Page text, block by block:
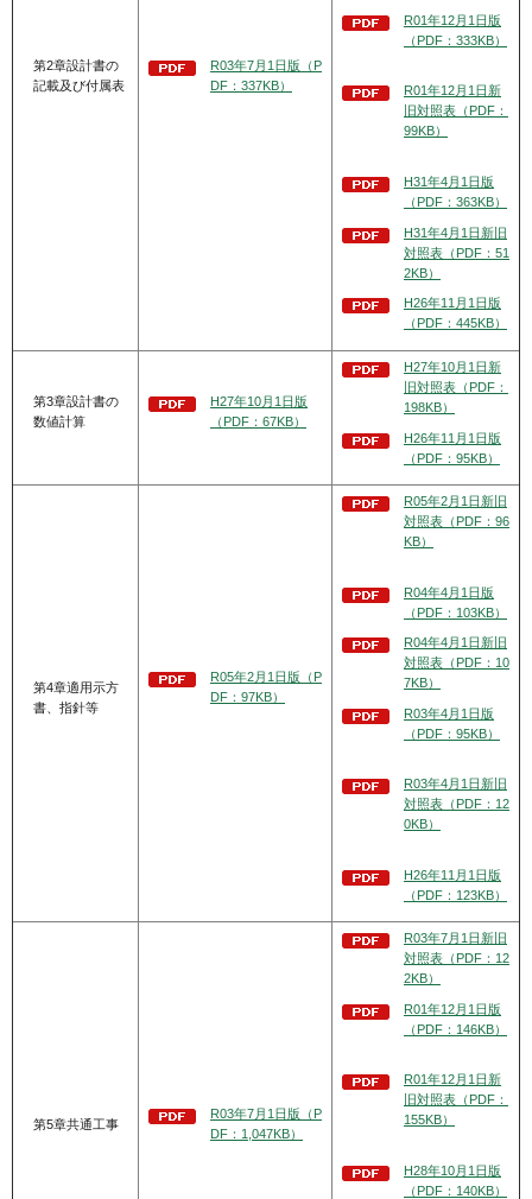
第2章設計書の
記載及び付属表
R03年7月1日版（P
DF：337KB）
R01年12月1日版
（PDF：333KB）
R01年12月1日新
旧対照表（PDF：
99KB）
H31年4月1日版
（PDF：363KB）
H31年4月1日新旧
対照表（PDF：51
2KB）
H26年11月1日版
（PDF：445KB）
第3章設計書の
数値計算
H27年10月1日版
（PDF：67KB）
H27年10月1日新
旧対照表（PDF：
198KB）
H26年11月1日版
（PDF：95KB）
第4章適用示方
書、指針等
R05年2月1日版（P
DF：97KB）
R05年2月1日新旧
対照表（PDF：96
KB）
R04年4月1日版
（PDF：103KB）
R04年4月1日新旧
対照表（PDF：10
7KB）
R03年4月1日版
（PDF：95KB）
R03年4月1日新旧
対照表（PDF：12
0KB）
H26年11月1日版
（PDF：123KB）
第5章共通工事
R03年7月1日版（P
DF：1,047KB）
R03年7月1日新旧
対照表（PDF：12
2KB）
R01年12月1日版
（PDF：146KB）
R01年12月1日新
旧対照表（PDF：
155KB）
H28年10月1日版
（PDF：140KB）